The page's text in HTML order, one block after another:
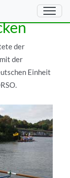
am
der
der
Einheit